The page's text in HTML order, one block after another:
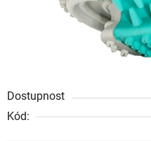
Dostupnost
Kód: